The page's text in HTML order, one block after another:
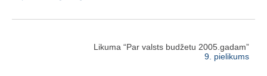
Likuma “Par valsts budžetu 2005.gadam”
9. pielikums